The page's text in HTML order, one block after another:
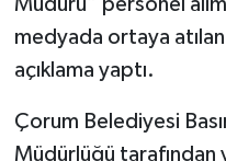
medyada ortaya atılan
açıklama yaptı.
Çorum Belediyesi
Müdürlüğü tarafından